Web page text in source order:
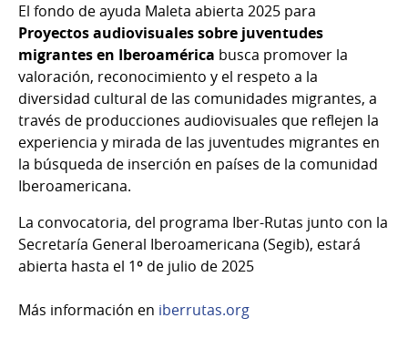
El fondo de ayuda Maleta abierta 2025 para
Proyectos audiovisuales sobre juventudes
migrantes en Iberoamérica busca promover la
valoración, reconocimiento y el respeto a la
diversidad cultural de las comunidades migrantes, a
través de producciones audiovisuales que reflejen la
experiencia y mirada de las juventudes migrantes en
la búsqueda de inserción en países de la comunidad
Iberoamericana.
La convocatoria, del programa Iber-Rutas junto con la
Secretaría General Iberoamericana (Segib), estará
abierta hasta el 1º de julio de 2025
Más información en iberrutas.org